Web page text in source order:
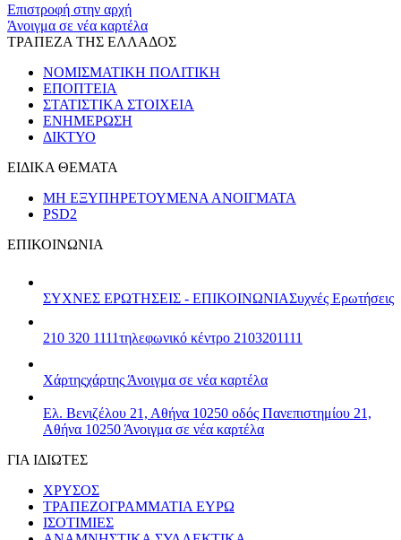
Επιστροφή στην αρχή
Άνοιγμα σε νέα καρτέλα
ΤΡΑΠΕΖΑ ΤΗΣ ΕΛΛΑΔΟΣ
ΝΟΜΙΣΜΑΤΙΚΗ ΠΟΛΙΤΙΚΗ
ΕΠΟΠΤΕΙΑ
ΣΤΑΤΙΣΤΙΚΑ ΣΤΟΙΧΕΙΑ
ΕΝΗΜΕΡΩΣΗ
ΔΙΚΤΥΟ
ΕΙΔΙΚΑ ΘΕΜΑΤΑ
ΜΗ ΕΞΥΠΗΡΕΤΟΥΜΕΝΑ ΑΝΟΙΓΜΑΤΑ
PSD2
ΕΠΙΚΟΙΝΩΝΙΑ
ΣΥΧΝΕΣ ΕΡΩΤΗΣΕΙΣ - ΕΠΙΚΟΙΝΩΝΙΑΣυχνές Ερωτήσεις
210 320 1111τηλεφωνικό κέντρο 2103201111
Χάρτηςχάρτης Άνοιγμα σε νέα καρτέλα
Ελ. Βενιζέλου 21, Αθήνα 10250 οδός Πανεπιστημίου 21,
Αθήνα 10250 Άνοιγμα σε νέα καρτέλα
ΓΙΑ ΙΔΙΩΤΕΣ
ΧΡΥΣΟΣ
ΤΡΑΠΕΖΟΓΡΑΜΜΑΤΙΑ ΕΥΡΩ
ΙΣΟΤΙΜΙΕΣ